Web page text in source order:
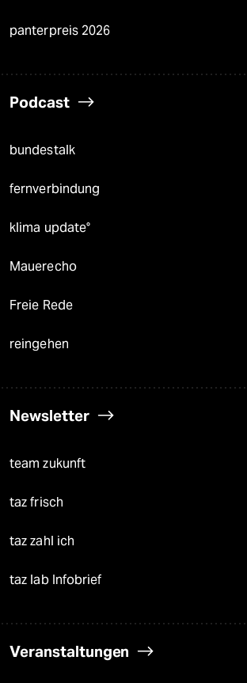
panterpreis 2026
Podcast
bundestalk
fernverbindung
klima update°
Mauerecho
Freie Rede
reingehen
Newsletter
team zukunft
taz frisch
taz zahl ich
taz lab Infobrief
Veranstaltungen